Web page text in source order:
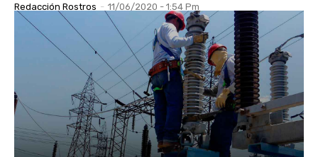
Redacción Rostros - 11/06/2020 - 1:54 Pm